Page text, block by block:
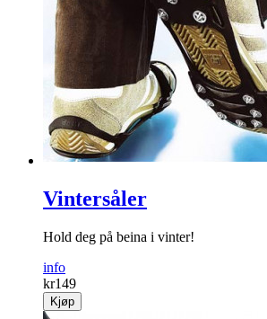
Vintersåler
Hold deg på beina i vinter!
info
kr149
Kjøp